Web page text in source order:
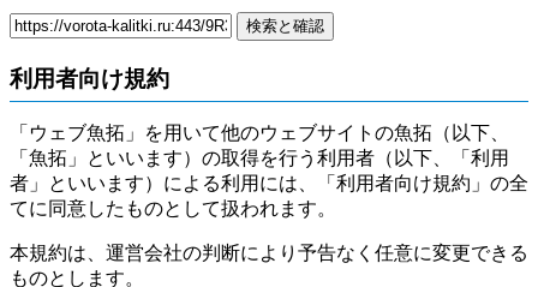
利用者向け規約
「ウェブ魚拓」を用いて他のウェブサイトの魚拓（以下、
「魚拓」といいます）の取得を行う利用者（以下、「利用
者」といいます）による利用には、「利用者向け規約」の全
てに同意したものとして扱われます。
本規約は、運営会社の判断により予告なく任意に変更できる
ものとします。